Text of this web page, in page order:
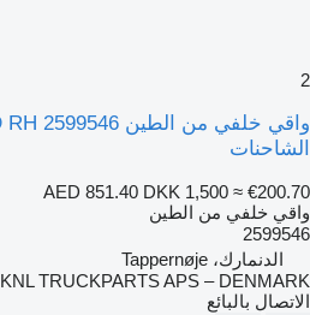
2
الشاحنات
AED 851.40 DKK 1,500 ≈ €200.70
واقي خلفي من الطين
2599546
الدنمارك، Tappernøje
KNL TRUCKPARTS APS – DENMARK
الاتصال بالبائع